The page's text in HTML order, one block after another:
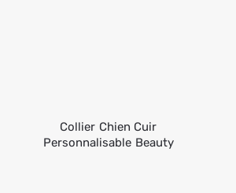
Collier Chien Cuir
Personnalisable Beauty